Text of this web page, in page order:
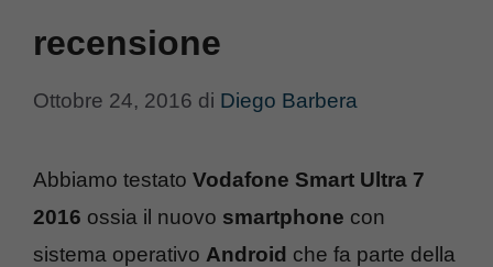
recensione
Ottobre 24, 2016 di Diego Barbera
Abbiamo testato Vodafone Smart Ultra 7
2016 ossia il nuovo smartphone con
sistema operativo Android che fa parte della